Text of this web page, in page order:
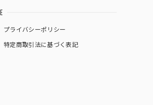
プライバシーポリシー
特定商取引法に基づく表記